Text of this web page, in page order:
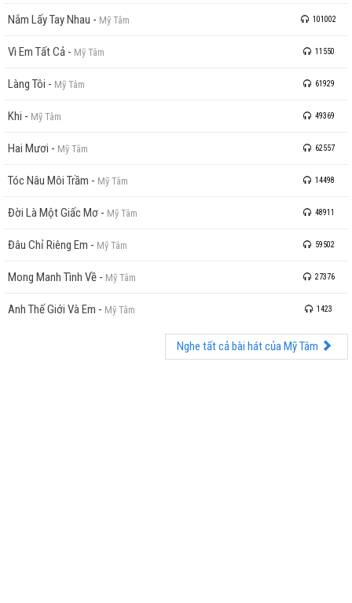
Nắm Lấy Tay Nhau - Mỹ Tâm 101002
Vì Em Tất Cả - Mỹ Tâm 11550
Làng Tôi - Mỹ Tâm 61929
Khi - Mỹ Tâm 49369
Hai Mươi - Mỹ Tâm 62557
Tóc Nâu Môi Trầm - Mỹ Tâm 14498
Đời Là Một Giấc Mơ - Mỹ Tâm 48911
Đâu Chỉ Riêng Em - Mỹ Tâm 59502
Mong Manh Tình Về - Mỹ Tâm 27376
Anh Thế Giới Và Em - Mỹ Tâm 1423
Nghe tất cả bài hát của Mỹ Tâm